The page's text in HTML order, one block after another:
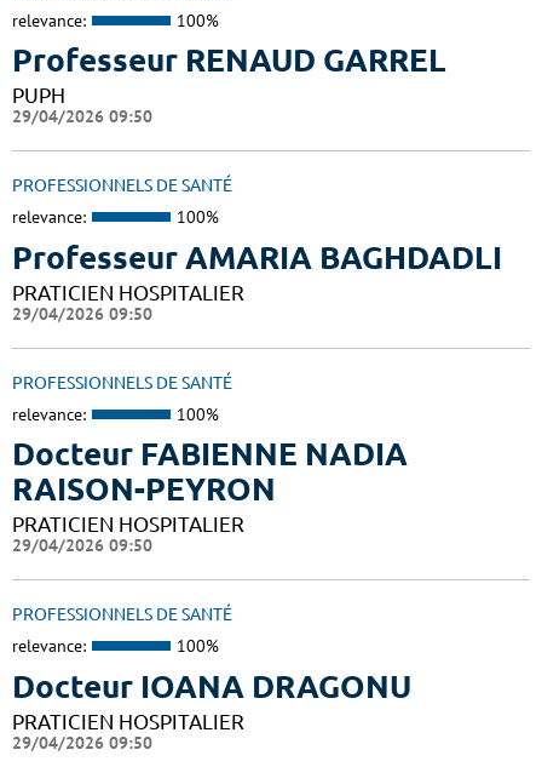
relevance: 100%
Professeur RENAUD GARREL
PUPH
29/04/2026 09:50
PROFESSIONNELS DE SANTÉ
relevance: 100%
Professeur AMARIA BAGHDADLI
PRATICIEN HOSPITALIER
29/04/2026 09:50
PROFESSIONNELS DE SANTÉ
relevance: 100%
Docteur FABIENNE NADIA
RAISON-PEYRON
PRATICIEN HOSPITALIER
29/04/2026 09:50
PROFESSIONNELS DE SANTÉ
relevance: 100%
Docteur IOANA DRAGONU
PRATICIEN HOSPITALIER
29/04/2026 09:50